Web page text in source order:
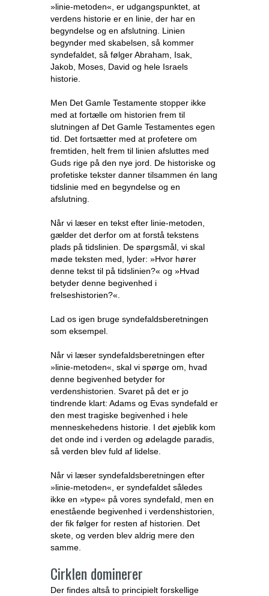
»linie-metoden«, er udgangspunktet, at
verdens historie er en linie, der har en
begyndelse og en afslutning. Linien
begynder med skabelsen, så kommer
syndefaldet, så følger Abraham, Isak,
Jakob, Moses, David og hele Israels
historie.
Men Det Gamle Testamente stopper ikke
med at fortælle om historien frem til
slutningen af Det Gamle Testamentes egen
tid. Det fortsætter med at profetere om
fremtiden, helt frem til linien afsluttes med
Guds rige på den nye jord. De historiske og
profetiske tekster danner tilsammen én lang
tidslinie med en begyndelse og en
afslutning.
Når vi læser en tekst efter linie-metoden,
gælder det derfor om at forstå tekstens
plads på tidslinien. De spørgsmål, vi skal
møde teksten med, lyder: »Hvor hører
denne tekst til på tidslinien?« og »Hvad
betyder denne begivenhed i
frelseshistorien?«.
Lad os igen bruge syndefaldsberetningen
som eksempel.
Når vi læser syndefaldsberetningen efter
»linie-metoden«, skal vi spørge om, hvad
denne begivenhed betyder for
verdenshistorien. Svaret på det er jo
tindrende klart: Adams og Evas syndefald er
den mest tragiske begivenhed i hele
menneskehedens historie. I det øjeblik kom
det onde ind i verden og ødelagde paradis,
så verden blev fuld af lidelse.
Når vi læser syndefaldsberetningen efter
»linie-metoden«, er syndefaldet således
ikke en »type« på vores syndefald, men en
enestående begivenhed i verdenshistorien,
der fik følger for resten af historien. Det
skete, og verden blev aldrig mere den
samme.
Cirklen dominerer
Der findes altså to principielt forskellige